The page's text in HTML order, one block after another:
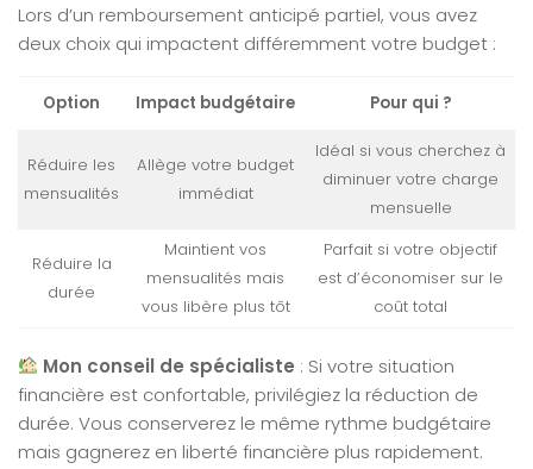
Lors d’un remboursement anticipé partiel, vous avez
deux choix qui impactent différemment votre budget :
Option Impact budgétaire Pour qui ?
Réduire les
mensualités
Allège votre budget
immédiat
Idéal si vous cherchez à
diminuer votre charge
mensuelle
Réduire la
durée
Maintient vos
mensualités mais
vous libère plus tôt
Parfait si votre objectif
est d’économiser sur le
coût total
Mon conseil de spécialiste : Si votre situation
financière est confortable, privilégiez la réduction de
durée. Vous conserverez le même rythme budgétaire
mais gagnerez en liberté financière plus rapidement.